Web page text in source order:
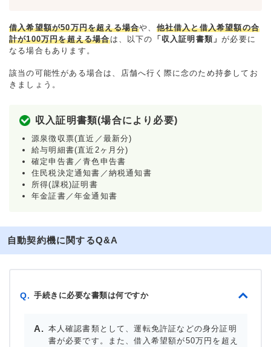
借入希望額が50万円を超える場合や、 他社借入と借入希望額の合
計が100万円を超える場合は、以下の 「収入証明書類」が必要に
なる場合もあります。
該当の可能性がある場合は、店舗へ行く際に念のため持参してお
きましょう。
収入証明書類(場合により必要)
源泉徴収票(直近／最新分)
給与明細書(直近2ヶ月分)
確定申告書／青色申告書
住民税決定通知書／納税通知書
所得(課税)証明書
年金証書／年金通知書
自動契約機に関するQ&A
Q. 手続きに必要な書類は何ですか
本人確認書類として、運転免許証などの身分証明
書が必要です。また、借入希望額が50万円を超え